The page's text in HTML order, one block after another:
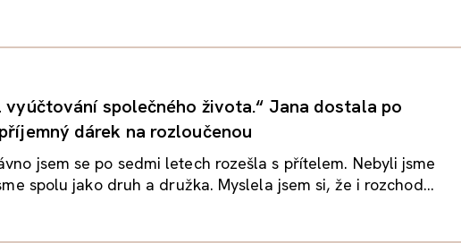
vyúčtování společného života.“ Jana dostala po
dárek na rozloučenou
jsem se po sedmi letech rozešla s přítelem. Nebyli jsme
spolu jako druh a družka. Myslela jsem si, že i rozchod...